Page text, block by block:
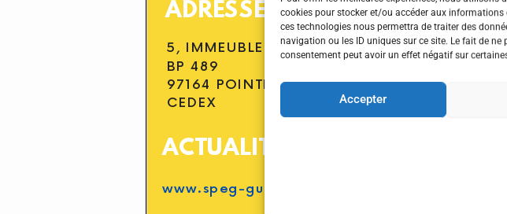
cookies pour stocker et/ou accéder aux informations
ces technologies nous permettra de traiter des
navigation ou les ID uniques sur ce site. Le fait de ne
consentement peut avoir un effet négatif sur
Accepter